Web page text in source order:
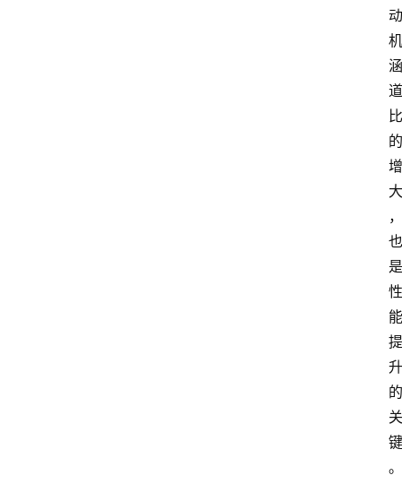
动
机
涵
道
比
的
增
大
，
也
是
性
能
提
升
的
关
键
。